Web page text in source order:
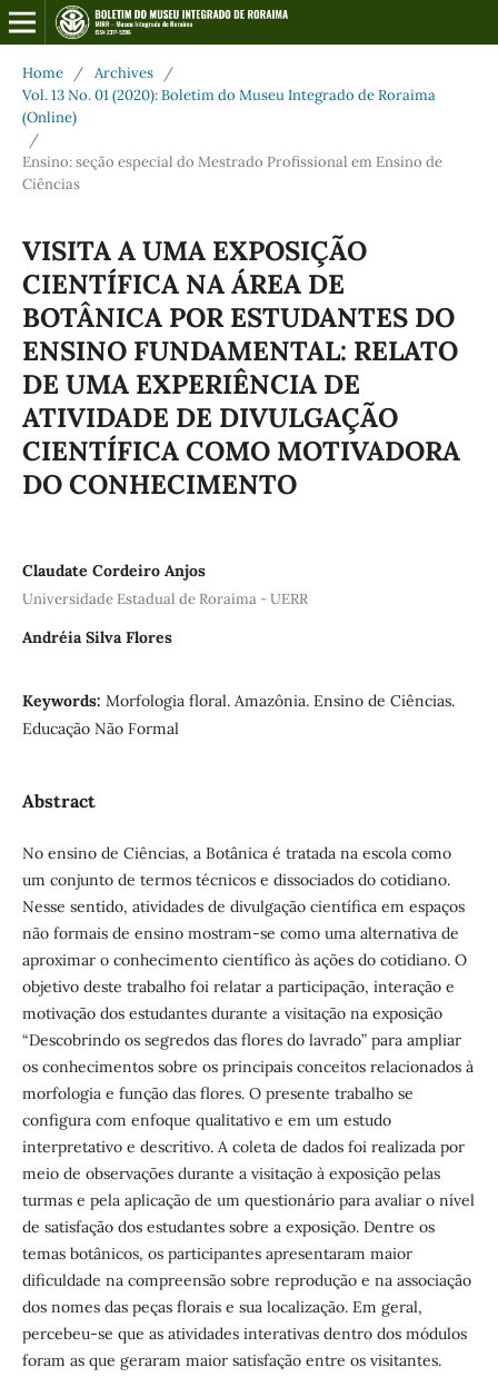
Home / Archives
/
Vol. 13 No. 01 (2020): Boletim do Museu Integrado de Roraima
(Online)
/
Ensino: seção especial do Mestrado Profissional em Ensino de
Ciências
VISITA A UMA EXPOSIÇÃO
CIENTÍFICA NA ÁREA DE
BOTÂNICA POR ESTUDANTES DO
ENSINO FUNDAMENTAL: RELATO
DE UMA EXPERIÊNCIA DE
ATIVIDADE DE DIVULGAÇÃO
CIENTÍFICA COMO MOTIVADORA
DO CONHECIMENTO
Claudate Cordeiro Anjos
Universidade Estadual de Roraima - UERR
Andréia Silva Flores
Keywords: Morfologia floral. Amazônia. Ensino de Ciências.
Educação Não Formal
Abstract
No ensino de Ciências, a Botânica é tratada na escola como
um conjunto de termos técnicos e dissociados do cotidiano.
Nesse sentido, atividades de divulgação científica em espaços
não formais de ensino mostram-se como uma alternativa de
aproximar o conhecimento científico às ações do cotidiano. O
objetivo deste trabalho foi relatar a participação, interação e
motivação dos estudantes durante a visitação na exposição
“Descobrindo os segredos das flores do lavrado” para ampliar
os conhecimentos sobre os principais conceitos relacionados à
morfologia e função das flores. O presente trabalho se
configura com enfoque qualitativo e em um estudo
interpretativo e descritivo. A coleta de dados foi realizada por
meio de observações durante a visitação à exposição pelas
turmas e pela aplicação de um questionário para avaliar o nível
de satisfação dos estudantes sobre a exposição. Dentre os
temas botânicos, os participantes apresentaram maior
dificuldade na compreensão sobre reprodução e na associação
dos nomes das peças florais e sua localização. Em geral,
percebeu-se que as atividades interativas dentro dos módulos
foram as que geraram maior satisfação entre os visitantes.